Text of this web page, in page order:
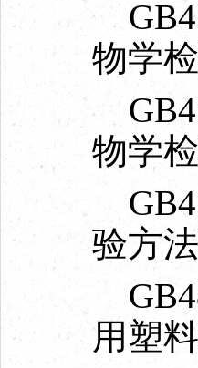
物学
物学
验方
用塑